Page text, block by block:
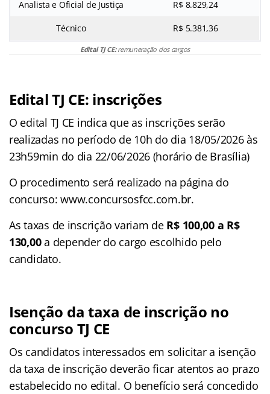
Analista e Oficial de Justiça R$ 8.829,24
Técnico R$ 5.381,36
Edital TJ CE:remuneração dos cargos
Edital TJ CE: inscrições
O edital TJ CE indica que as inscrições serão
realizadas no período de 10h do dia 18/05/2026 às
23h59min do dia 22/06/2026 (horário de Brasília)
O procedimento será realizado na página do
concurso: www.concursosfcc.com.br.
As taxas de inscrição variam de R$ 100,00 a R$
130,00a depender do cargo escolhido pelo
candidato.
Isenção da taxa de inscrição no
concurso TJ CE
Os candidatos interessados em solicitar a isenção
da taxa de inscrição deverão ficar atentos ao prazo
estabelecido no edital. O benefício será concedido